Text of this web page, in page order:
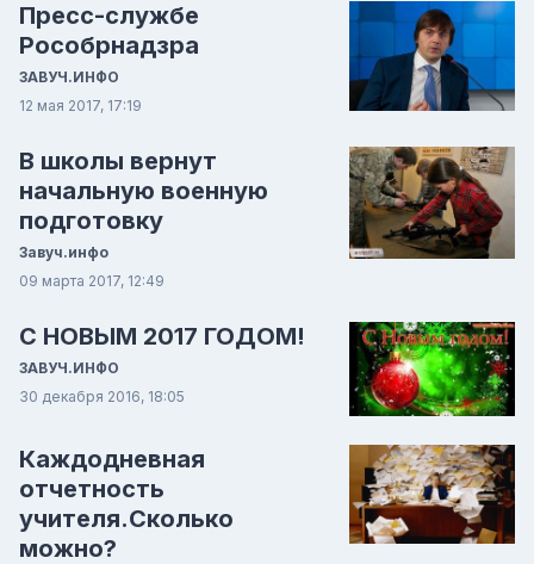
Пресс-службе
Рособрнадзра
ЗАВУЧ.ИНФО
12 мая 2017, 17:19
В школы вернут
начальную военную
подготовку
Завуч.инфо
09 марта 2017, 12:49
С НОВЫМ 2017 ГОДОМ!
ЗАВУЧ.ИНФО
30 декабря 2016, 18:05
Каждодневная
отчетность
учителя.Сколько
можно?